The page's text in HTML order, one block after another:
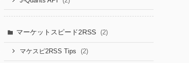
マーケットスピード2RSS (2)
マケスピ2RSS Tips (2)